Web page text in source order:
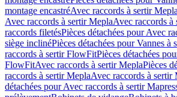
montage encastréAvec raccords à sertir Mepla
Avec raccords à sertir MeplaAvec raccords à
raccords filetésPièces détachées pour Avec
siège inclinéPièces détachées pour Vannes à
raccords à sertir FlowFitPièces détachées
FlowFitAvec raccords à sertir MeplaPièces
raccords à sertir MeplaAvec raccords à sertir
détachées pour Avec raccords à sertir